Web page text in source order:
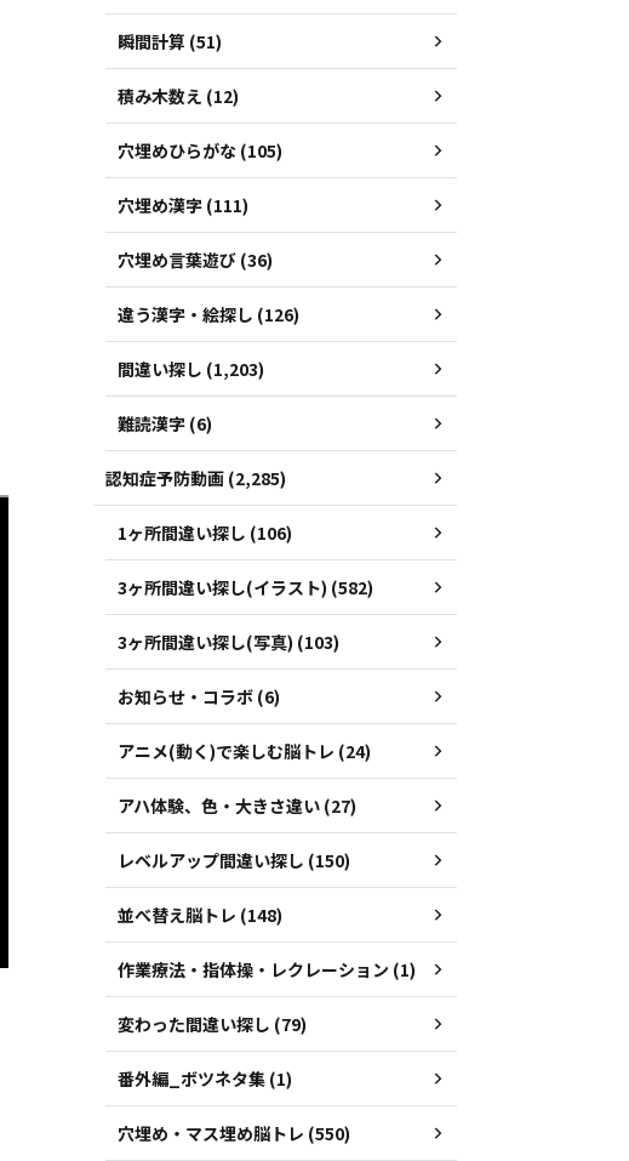
瞬間計算 (51)
積み木数え (12)
穴埋めひらがな (105)
穴埋め漢字 (111)
穴埋め言葉遊び (36)
違う漢字・絵探し (126)
間違い探し (1,203)
難読漢字 (6)
認知症予防動画 (2,285)
1ヶ所間違い探し (106)
3ヶ所間違い探し(イラスト) (582)
3ヶ所間違い探し(写真) (103)
お知らせ・コラボ (6)
アニメ(動く)で楽しむ脳トレ (24)
アハ体験、色・大きさ違い (27)
レベルアップ間違い探し (150)
並べ替え脳トレ (148)
作業療法・指体操・レクレーション (1)
変わった間違い探し (79)
番外編_ボツネタ集 (1)
穴埋め・マス埋め脳トレ (550)